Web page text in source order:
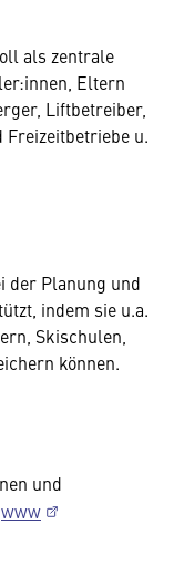
als zentrale
Eltern
Liftbetreiber,
u.
der Planung und
indem sie u.a.
Skischulen,
können.
und
www